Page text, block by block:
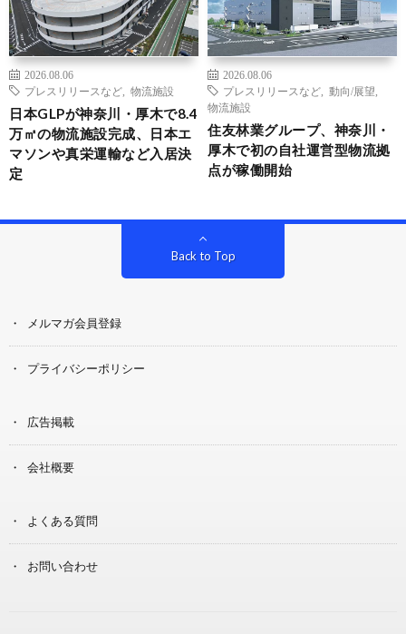
2026.08.06
プレスリリースなど
物流施設
日本GLPが神奈川・厚木で8.4
万㎡の物流施設完成、日本エ
マソンや真栄運輸など入居決
定
2026.08.06
プレスリリースなど
動向/展望
物流施設
住友林業グループ、神奈川・
厚木で初の自社運営型物流拠
点が稼働開始
Back to Top
メルマガ会員登録
プライバシーポリシー
広告掲載
会社概要
よくある質問
お問い合わせ